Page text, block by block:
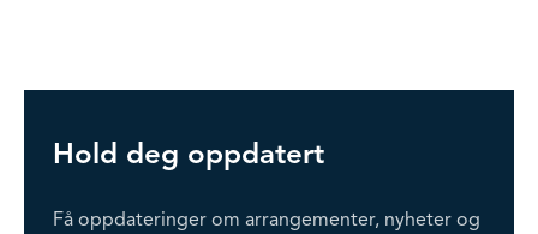
Hold deg oppdatert
Få oppdateringer om arrangementer, nyheter og